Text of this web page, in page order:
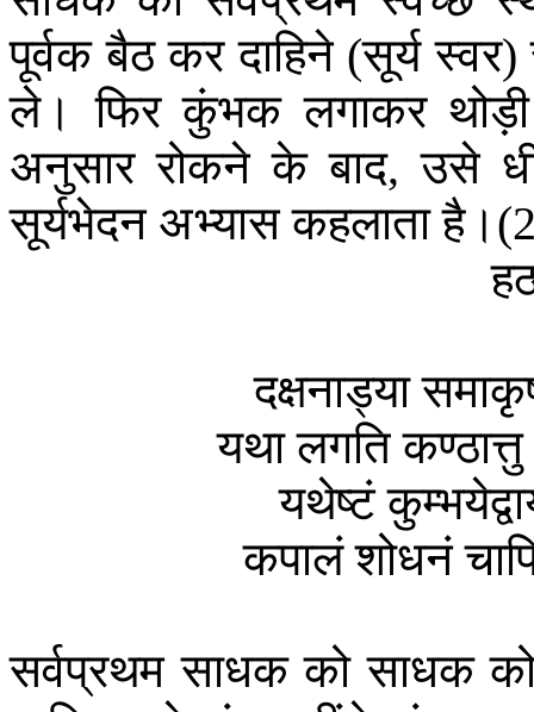
पूर्वक बैठ कर दाहिने(सूर्य स्वर)
ले। फिर कुंभक लगाकर थोड़ी
अनुसार रोकने के बाद,उसे
सूर्यभेदन अभ्यास कहलाता है।
दक्षनाड्या
यथा लगति कण्ठात्तु
यथेष्टं
कपालं शोधनं
सर्वप्रथम साधक को साधक